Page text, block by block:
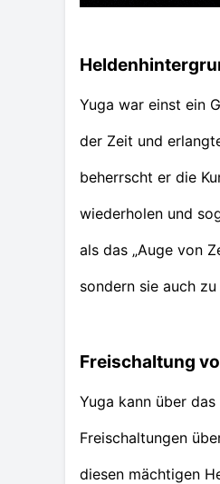
Yuga war einst ein
der Zeit und
beherrscht er die
wiederholen und
als das „Auge von
sondern sie auch
Freischaltung
Yuga kann über
Freischaltungen
diesen mächtigen